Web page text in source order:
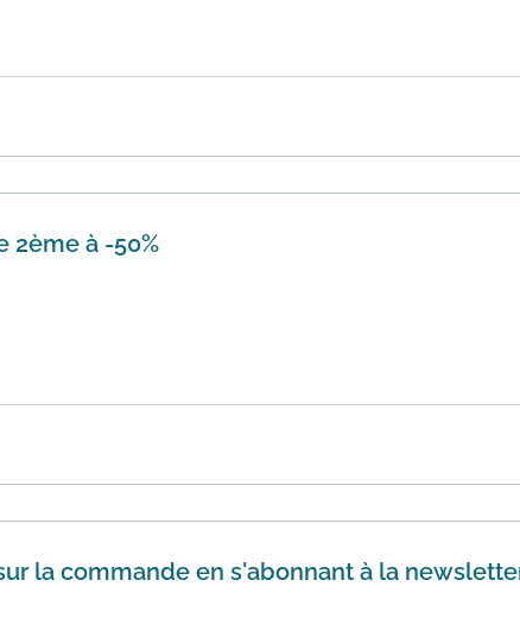
de 50% sur le deuxième sous-vêtement garçon
2ème à -50%
à -50% sur le moins cher des articles achetés.
la commande en s'abonnant à la